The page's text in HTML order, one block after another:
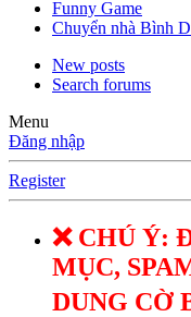
Funny Game
Chuyển nhà Bình
New posts
Search forums
Menu
Đăng nhập
Register
❌ CHÚ Ý:
MỤC,
DUNG CỜ